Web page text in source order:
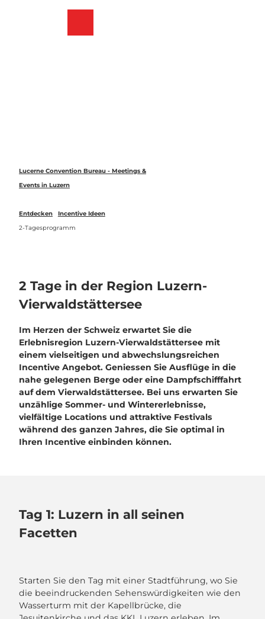
Lucerne Convention Bureau - Meetings &
Events in Luzern
Entdecken
Incentive Ideen
2-Tagesprogramm
2 Tage in der Region Luzern-
Vierwaldstättersee
Im Herzen der Schweiz erwartet Sie die
Erlebnisregion Luzern-Vierwaldstättersee mit
einem vielseitigen und abwechslungsreichen
Incentive Angebot. Geniessen Sie Ausflüge in die
nahe gelegenen Berge oder eine Dampfschifffahrt
auf dem Vierwaldstättersee. Bei uns erwarten Sie
unzählige Sommer- und Wintererlebnisse,
vielfältige Locations und attraktive Festivals
während des ganzen Jahres, die Sie optimal in
Ihren Incentive einbinden können.
Tag 1: Luzern in all seinen
Facetten
Starten Sie den Tag mit einer Stadtführung, wo Sie
die beeindruckenden Sehenswürdigkeiten wie den
Wasserturm mit der Kapellbrücke, die